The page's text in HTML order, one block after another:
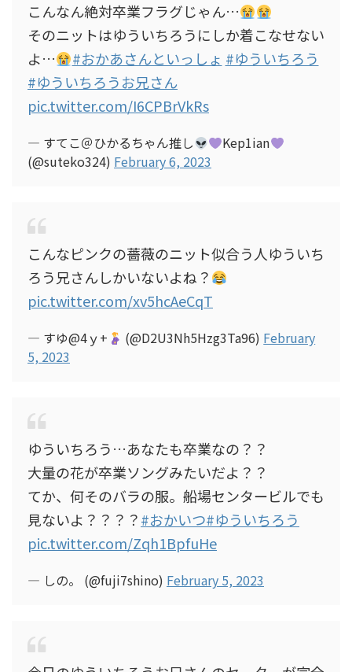
こんなん絶対卒業フラグじゃん…
そのニットはゆういちろうにしか着こなせない
よ…
#おかあさんといっしょ #ゆういちろう
#ゆういちろうお兄さん
pic.twitter.com/I6CPBrVkRs
— すてこ＠ひかるちゃん推し
Kep1ian
(@suteko324) February 6, 2023
こんなピンクの薔薇のニット似合う人ゆういち
ろう兄さんしかいないよね？
pic.twitter.com/xv5hcAeCqT
— すゆ@4ｙ+ (@D2U3Nh5Hzg3Ta96) February
5, 2023
ゆういちろう…あなたも卒業なの？？
大量の花が卒業ソングみたいだよ？？
てか、何そのバラの服。船場センタービルでも
見ないよ？？？？#おかいつ#ゆういちろう
pic.twitter.com/Zqh1BpfuHe
— しの。 (@fuji7shino) February 5, 2023